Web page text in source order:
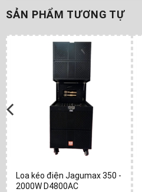
SẢN PHẨM TƯƠNG TỰ
Loa kéo điện Jagumax 350 -
2000W D4800AC